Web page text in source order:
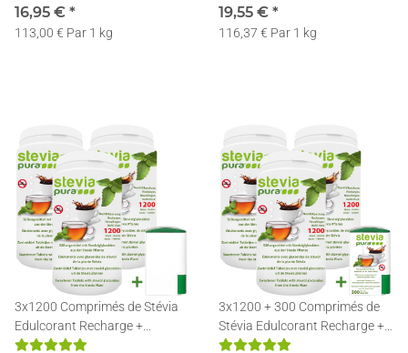
16,95 € *
113,00 € Par 1 kg
19,55 € *
116,37 € Par 1 kg
3x1200 Comprimés de Stévia
Edulcorant Recharge +
Distributeur
3x1200 + 300 Comprimés de
Stévia Edulcorant Recharge +
Distributeur